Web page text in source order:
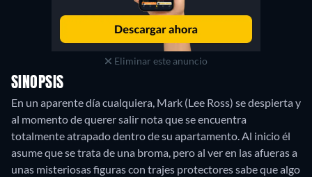
Eliminar este anuncio
SINOPSIS
En un aparente día cualquiera, Mark (Lee Ross) se despierta y
al momento de querer salir nota que se encuentra
totalmente atrapado dentro de su apartamento. Al inicio él
asume que se trata de una broma, pero al ver en las afueras a
unas misteriosas figuras con trajes protectores sabe que algo